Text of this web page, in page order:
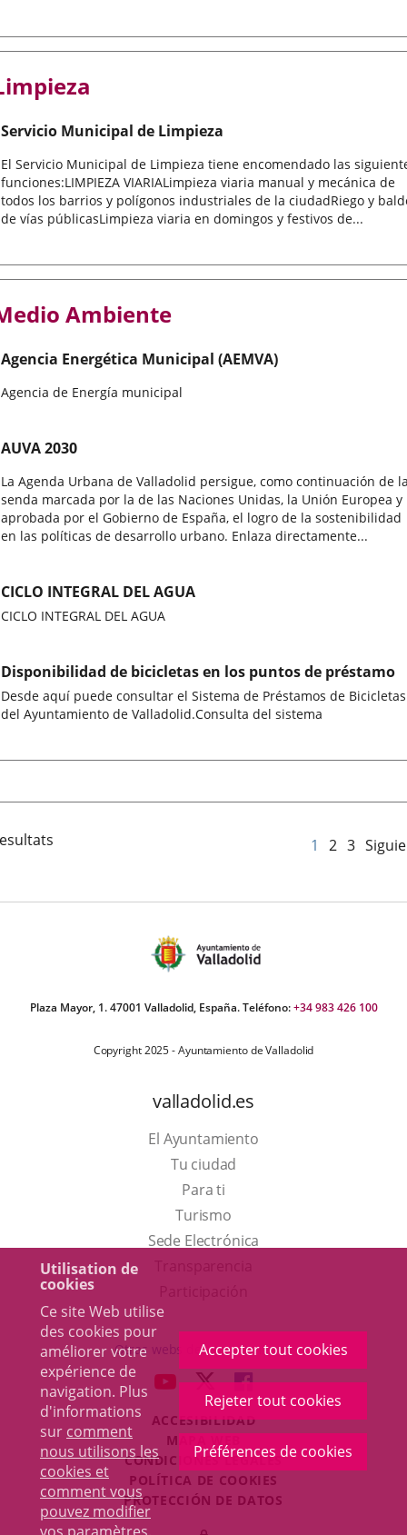
Utilisation de
cookies
Ce site Web utilise
des cookies pour
améliorer votre
expérience de
navigation. Plus
d'informations
sur comment
nous utilisons les
cookies et
comment vous
pouvez modifier
Accepter tout cookies
Rejeter tout cookies
Préférences de cookies
Servicio Municipal de Limpieza
El Servicio Municipal de Limpieza tiene encomendado las
funciones:LIMPIEZA VIARIALimpieza viaria manual y mecánica de
todos los barrios y polígonos industriales de la ciudadRiego y
de vías públicasLimpieza viaria en domingos y festivos de...
Ambiente
Agencia Energética Municipal (AEMVA)
Agencia de Energía municipal
AUVA 2030
La Agenda Urbana de Valladolid persigue, como continuación de
senda marcada por la de las Naciones Unidas, la Unión Europea y
aprobada por el Gobierno de España, el logro de la sostenibilidad
en las políticas de desarrollo urbano. Enlaza directamente...
CICLO INTEGRAL DEL AGUA
CICLO INTEGRAL DEL AGUA
Disponibilidad de bicicletas en los puntos de préstamo
Desde aquí puede consultar el Sistema de Préstamos de Bicicletas
del Ayuntamiento de Valladolid.Consulta del sistema
1 2 3
Plaza Mayor, 1. 47001 Valladolid, España. Teléfono:+34 983 426 100
Copyright 2025 - Ayuntamiento de Valladolid
valladolid.es
El Ayuntamiento
Tu ciudad
Para ti
TurismoEste
enlace
una
ventana
nueva.
Sede Electrónica
externa.
Otras webs del ayuntamiento
ENLACE
UNA
APLICACIÓN
EXTERNA.
ENLACE
A
UNA
APLICACIÓN
EXTERNA.
ENLACE
A
UNA
APLICACIÓN
EXTERNA.
ACCESIBILIDAD
MAPA WEB
CONDICIONES LEGALES
POLÍTICA DE COOKIES
PROTECCIÓN DE DATOS